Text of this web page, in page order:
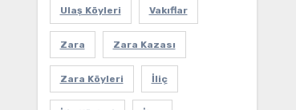
Ulaş Köyleri Vakıflar
Zara Zara Kazası
Zara Köyleri İliç